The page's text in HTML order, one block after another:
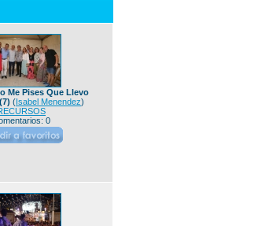
Me Pises Que Llevo
(Isabel Menendez)
0